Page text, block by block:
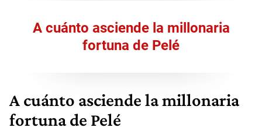
A cuánto asciende la millonaria
fortuna de Pelé
A cuánto asciende la millonaria
fortuna de Pelé